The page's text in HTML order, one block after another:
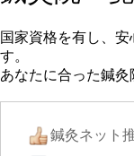
国家資格を有し、
す。
あなたに合った鍼灸
鍼灸ネット